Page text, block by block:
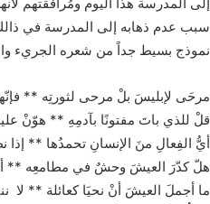
إلى المدرسة هذا اليوم ومُرافقتهم
سبب عدم ذهابه إلى المدرسة في
نموذج بسيط جداً من شعره الجريء
مرحَى لإبليسَ بلْ مرحى لثورتِه ** فإنّها
قلْ للذي باتَ مفتونًا بآدمِهِ ** هوّنْ
أيُّ الفِعالِ منَ الإنسانِ تحمدُها **
هلّ كدّرَ العيشَ وحشٌ في مطامعِه ** أمِ
ما أجملَ العيشَ أنْ نحيَا كعائلة ** لا